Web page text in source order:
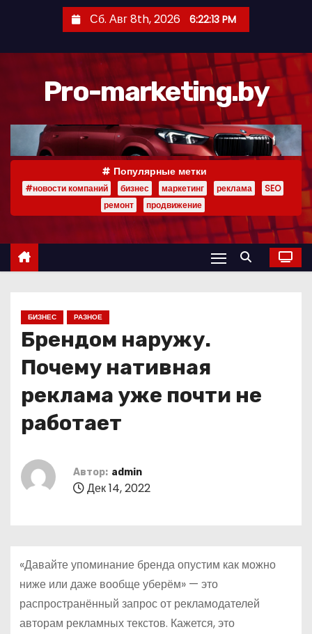
р
Сб. Авг 8th, 2026 6:22:14 PM
Pro-marketing.by
Популярные метки
#новости компаний бизнес маркетинг реклама
SEO
ремонт
продвижение
БИЗНЕС РАЗНОЕ
Брендом наружу.
Почему нативная
реклама уже почти не
работает
Автор: admin
Дек 14, 2022
«Давайте упоминание бренда опустим как можно
ниже или даже вообще уберём» — это
распространённый запрос от рекламодателей
авторам рекламных текстов. Кажется, это